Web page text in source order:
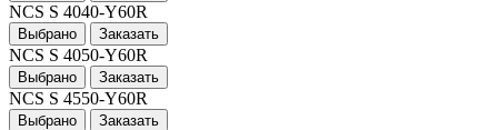
NCS S 4040-Y60R
Выбрано Заказать
NCS S 4050-Y60R
Выбрано Заказать
NCS S 4550-Y60R
Выбрано Заказать